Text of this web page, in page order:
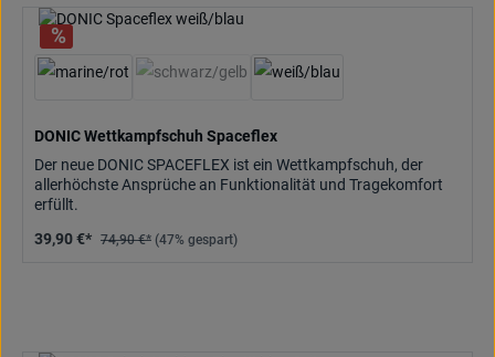
DONIC Wettkampfschuh Spaceflex
Der neue DONIC SPACEFLEX ist ein Wettkampfschuh, der
allerhöchste Ansprüche an Funktionalität und Tragekomfort
erfüllt.
39,90 €* 74,90 €* (47% gespart)